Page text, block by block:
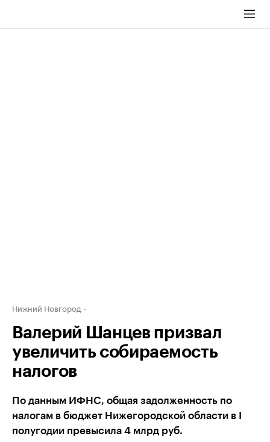
Нижний Новгород
Валерий Шанцев призвал
увеличить собираемость
налогов
По данным ИФНС, общая задолженность по
налогам в бюджет Нижегородской области в I
полугодии превысила 4 млрд руб.